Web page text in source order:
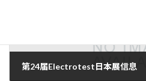
第24届Electrotest日本展信息